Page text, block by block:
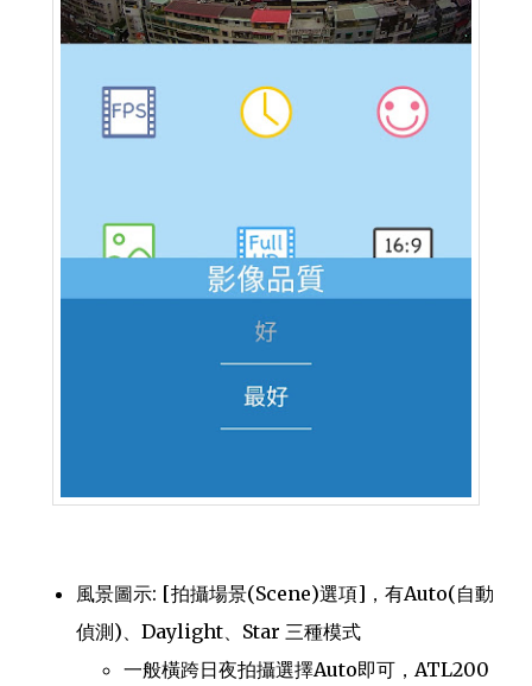
風景圖示: [拍攝場景(Scene)選項]，有Auto(自動
偵測)、Daylight、Star 三種模式
一般橫跨日夜拍攝選擇Auto即可，ATL200